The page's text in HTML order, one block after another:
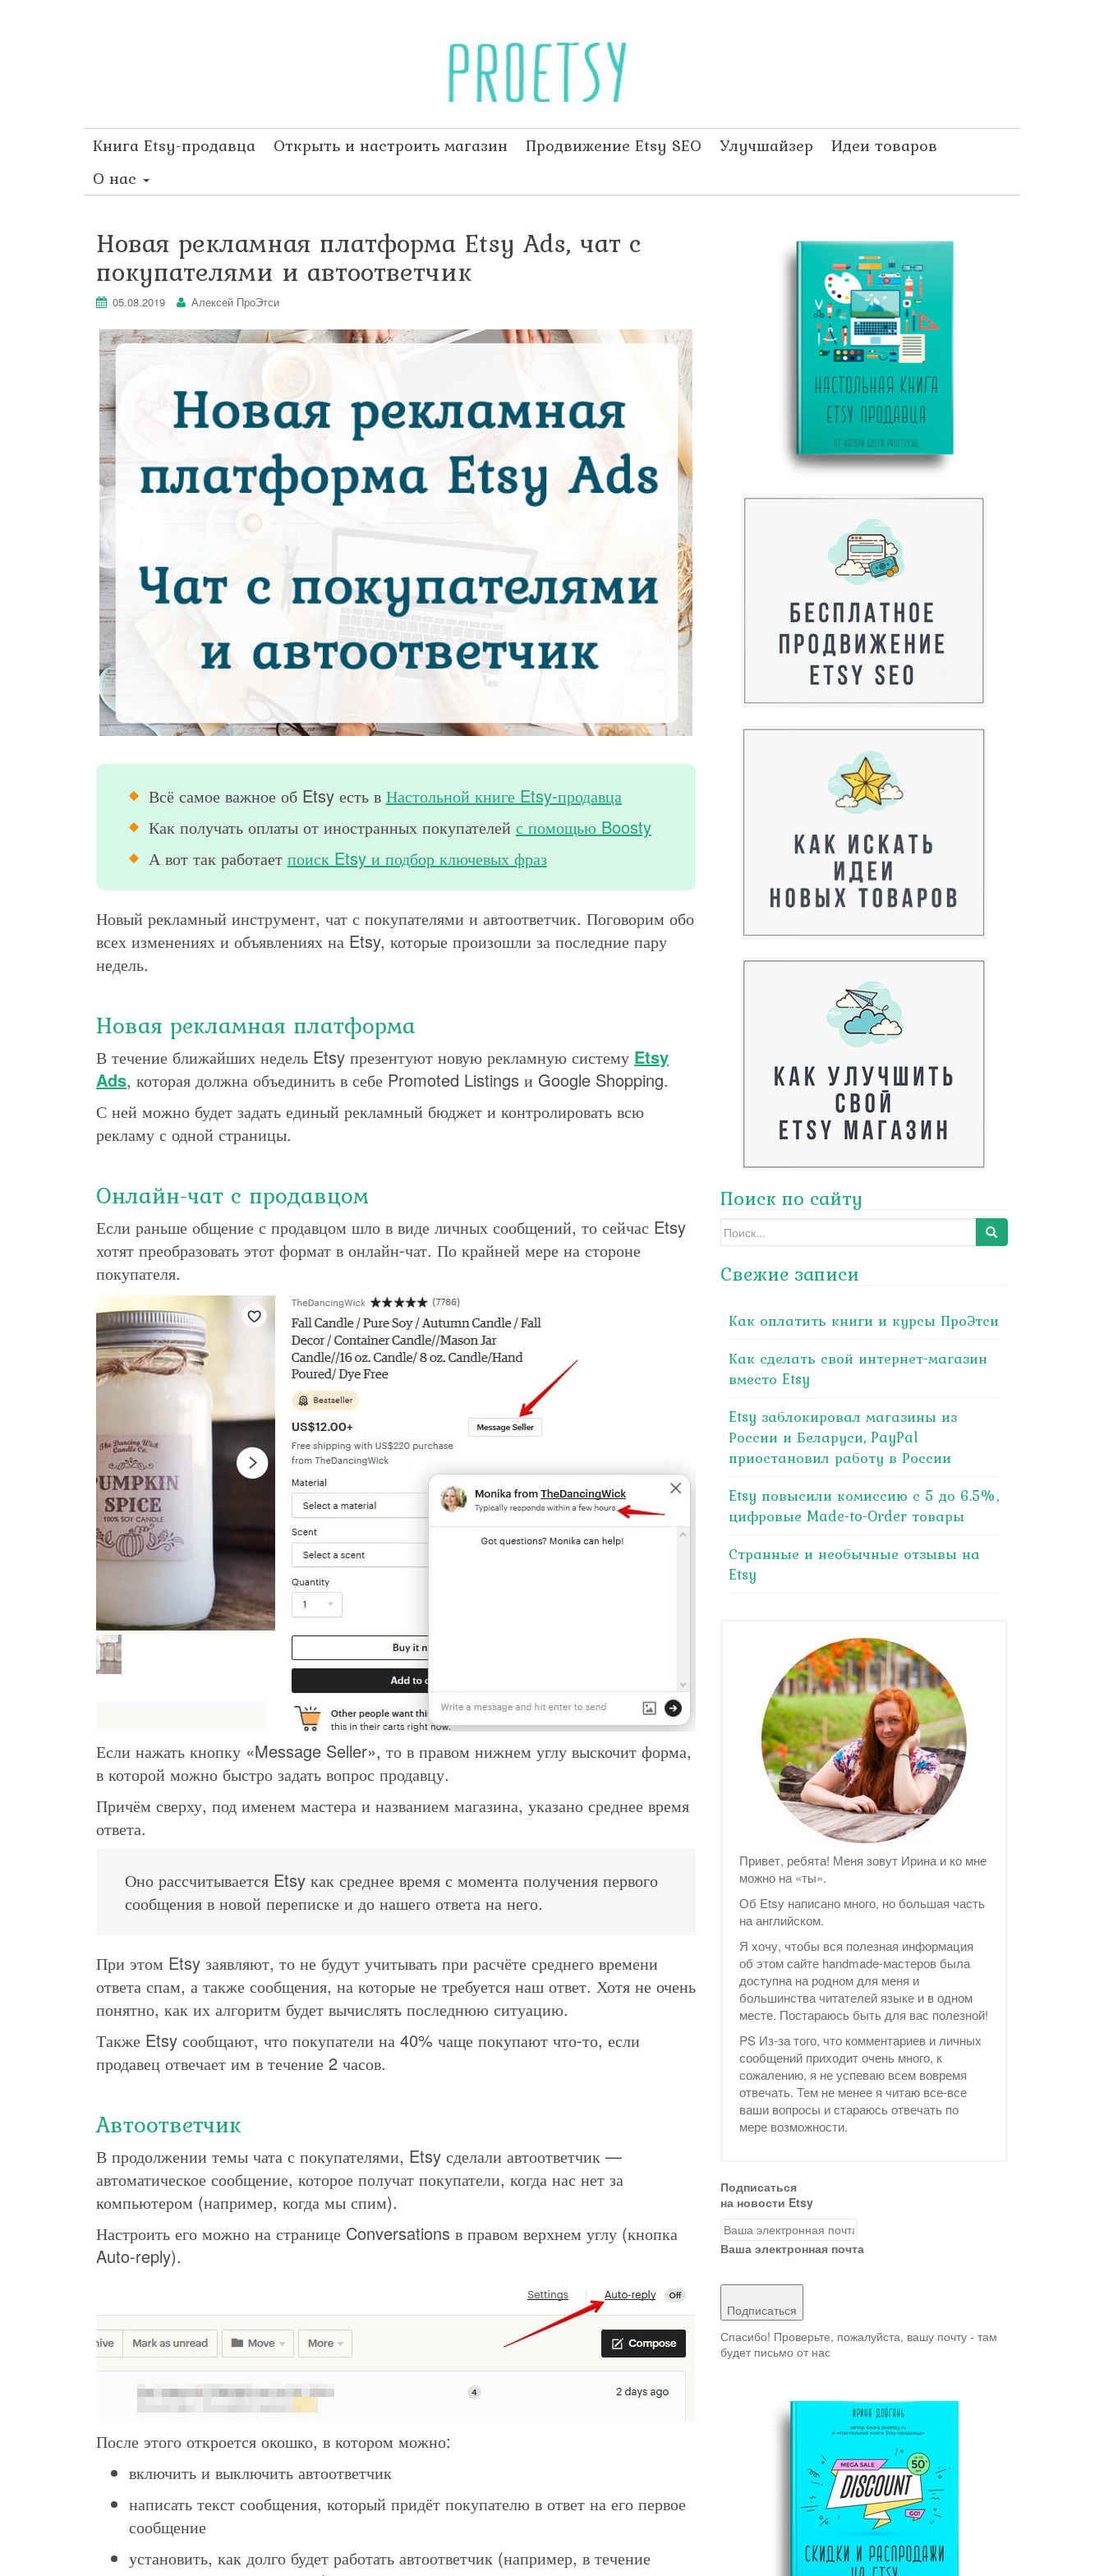
Книга Etsy-продавца Открыть и настроить магазин Продвижение Etsy SEO Улучшайзер
Идеи товаров
О нас
Новая рекламная платформа Etsy Ads, чат с
покупателями и автоответчик
05.08.2019 Алексей ПроЭтси
Всё самое важное об Etsy есть в Настольной книге Etsy-продавца
Как получать оплаты от иностранных покупателей с помощью Boosty
А вот так работает поиск Etsy и подбор ключевых фраз
Новый рекламный инструмент, чат с покупателями и автоответчик. Поговорим обо
всех изменениях и объявлениях на Etsy, которые произошли за последние пару
недель.
Новая рекламная платформа
В течение ближайших недель Etsy презентуют новую рекламную систему Etsy
Ads, которая должна объединить в себе Promoted Listings и Google Shopping.
С ней можно будет задать единый рекламный бюджет и контролировать всю
рекламу с одной страницы.
Онлайн-чат с продавцом
Если раньше общение с продавцом шло в виде личных сообщений, то сейчас Etsy
хотят преобразовать этот формат в онлайн-чат. По крайней мере на стороне
покупателя.
Если нажать кнопку «Message Seller», то в правом нижнем углу выскочит форма,
в которой можно быстро задать вопрос продавцу.
Причём сверху, под именем мастера и названием магазина, указано среднее время
ответа.
Оно рассчитывается Etsy как среднее время с момента получения первого
сообщения в новой переписке и до нашего ответа на него.
При этом Etsy заявляют, то не будут учитывать при расчёте среднего времени
ответа спам, а также сообщения, на которые не требуется наш ответ. Хотя не очень
понятно, как их алгоритм будет вычислять последнюю ситуацию.
Также Etsy сообщают, что покупатели на 40% чаще покупают что-то, если
продавец отвечает им в течение 2 часов.
Автоответчик
В продолжении темы чата с покупателями, Etsy сделали автоответчик —
автоматическое сообщение, которое получат покупатели, когда нас нет за
компьютером (например, когда мы спим).
Настроить его можно на странице Conversations в правом верхнем углу (кнопка
Auto-reply).
После этого откроется окошко, в котором можно:
включить и выключить автоответчик
написать текст сообщения, который придёт покупателю в ответ на его первое
сообщение
установить, как долго будет работать автоответчик (например, в течение
Поиск по сайту
Search
for:
Свежие записи
Как оплатить книги и курсы ПроЭтси
Как сделать свой интернет-магазин
вместо Etsy
Etsy заблокировал магазины из
России и Беларуси, PayPal
приостановил работу в России
Etsy повысили комиссию с 5 до 6.5%,
цифровые Made-to-Order товары
Странные и необычные отзывы на
Etsy
Привет, ребята! Меня зовут Ирина и ко мне
можно на «ты».
Об Etsy написано много, но большая часть
на английском.
Я хочу, чтобы вся полезная информация
об этом сайте handmade-мастеров была
доступна на родном для меня и
большинства читателей языке и в одном
месте. Постараюсь быть для вас полезной!
PS Из-за того, что комментариев и личных
сообщений приходит очень много, к
сожалению, я не успеваю всем вовремя
отвечать. Тем не менее я читаю все-все
ваши вопросы и стараюсь отвечать по
мере возможности.
Подписаться
на новости Etsy
Ваша электронная почта
Подписаться
Спасибо! Проверьте, пожалуйста, вашу почту - там
будет письмо от нас